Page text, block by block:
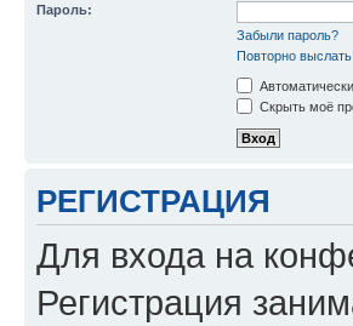
Пароль:
Забыли пароль?
Повторно
Скрыть моё
РЕГИСТРАЦИЯ
Для входа на
Регистрация